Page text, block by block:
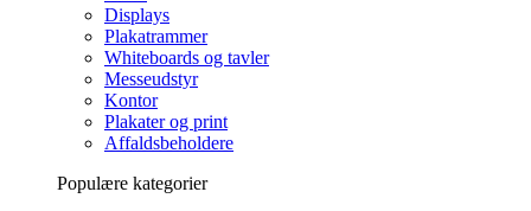
Displays
Plakatrammer
Whiteboards og tavler
Messeudstyr
Kontor
Plakater og print
Affaldsbeholdere
Populære kategorier